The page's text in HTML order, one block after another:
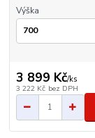
Výška
3 899 Kč/ks
3 222 Kč bez DPH